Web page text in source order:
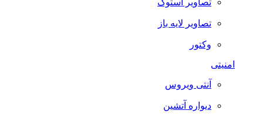
تصاویر استوک
تصاویر لایه باز
وکتور
امنیتی
آنتی ویروس
دیواره آتشین